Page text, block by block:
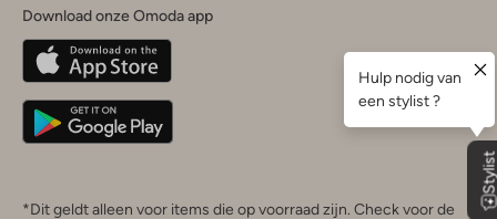
Belgique(Français)
Deutschland
Download onze Omoda app
*Dit geldt alleen voor items die op voorraad zijn. Check voor de